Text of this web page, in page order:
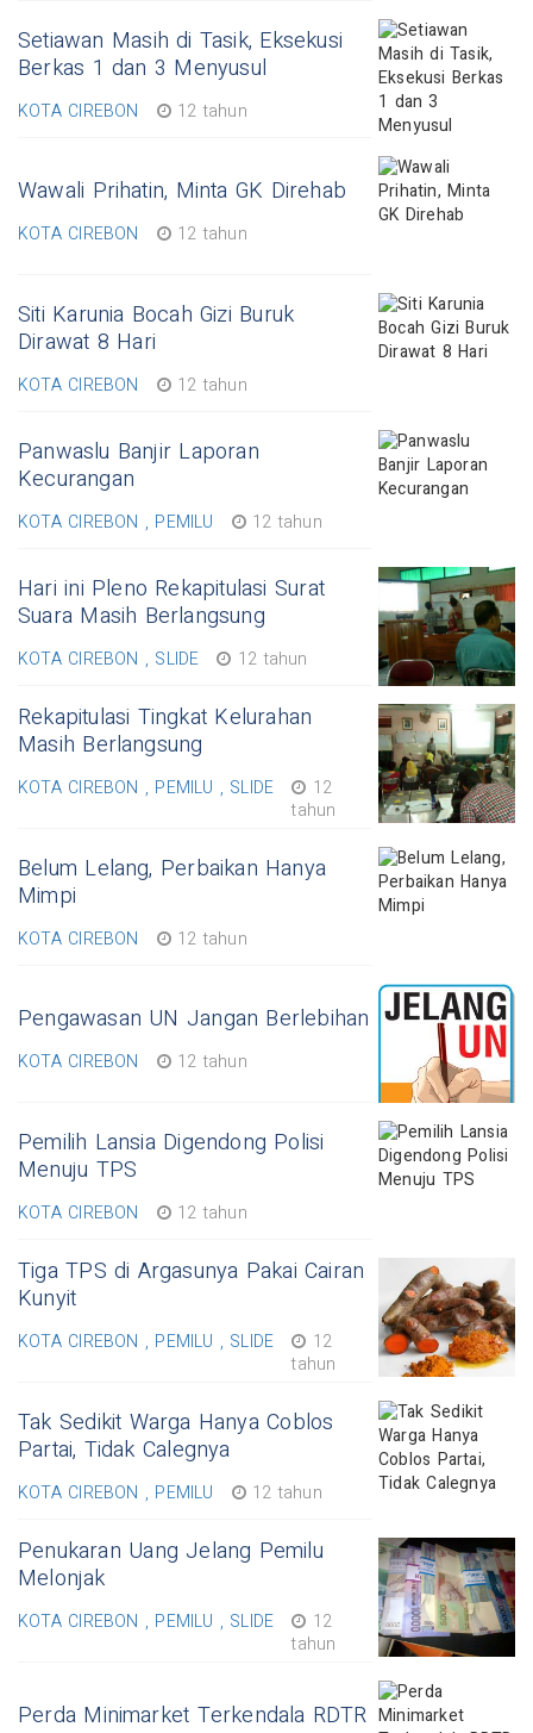
Setiawan Masih di Tasik, Eksekusi
Berkas 1 dan 3 Menyusul
KOTA CIREBON 12 tahun
Wawali Prihatin, Minta GK Direhab
KOTA CIREBON 12 tahun
Siti Karunia Bocah Gizi Buruk
Dirawat 8 Hari
KOTA CIREBON 12 tahun
Panwaslu Banjir Laporan
Kecurangan
KOTA CIREBON , PEMILU 12 tahun
Hari ini Pleno Rekapitulasi Surat
Suara Masih Berlangsung
KOTA CIREBON , SLIDE 12 tahun
Rekapitulasi Tingkat Kelurahan
Masih Berlangsung
KOTA CIREBON , PEMILU , SLIDE
12
tahun
Belum Lelang, Perbaikan Hanya
Mimpi
KOTA CIREBON 12 tahun
Pengawasan UN Jangan Berlebihan
KOTA CIREBON 12 tahun
Pemilih Lansia Digendong Polisi
Menuju TPS
KOTA CIREBON 12 tahun
Tiga TPS di Argasunya Pakai Cairan
Kunyit
KOTA CIREBON , PEMILU , SLIDE
12
tahun
Tak Sedikit Warga Hanya Coblos
Partai, Tidak Calegnya
KOTA CIREBON , PEMILU 12 tahun
Penukaran Uang Jelang Pemilu
Melonjak
KOTA CIREBON , PEMILU , SLIDE
12
tahun
Perda Minimarket Terkendala RDTR